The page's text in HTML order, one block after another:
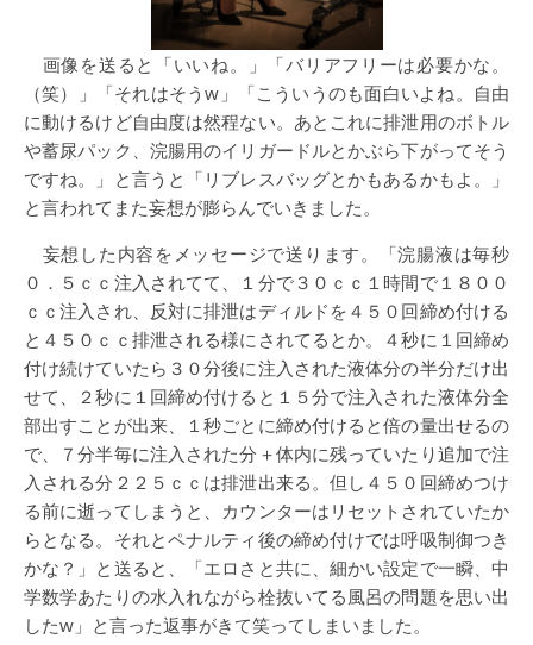
画像を送ると「いいね。」「バリアフリーは必要かな。
（笑）」「それはそうw」「こういうのも面白いよね。自由
に動けるけど自由度は然程ない。あとこれに排泄用のボトル
や蓄尿パック、浣腸用のイリガードルとかぶら下がってそう
ですね。」と言うと「リブレスバッグとかもあるかもよ。」
と言われてまた妄想が膨らんでいきました。
妄想した内容をメッセージで送ります。「浣腸液は毎秒
０．５ｃｃ注入されてて、１分で３０ｃｃ１時間で１８００
ｃｃ注入され、反対に排泄はディルドを４５０回締め付ける
と４５０ｃｃ排泄される様にされてるとか。４秒に１回締め
付け続けていたら３０分後に注入された液体分の半分だけ出
せて、２秒に１回締め付けると１５分で注入された液体分全
部出すことが出来、１秒ごとに締め付けると倍の量出せるの
で、７分半毎に注入された分＋体内に残っていたり追加で注
入される分２２５ｃｃは排泄出来る。但し４５０回締めつけ
る前に逝ってしまうと、カウンターはリセットされていたか
らとなる。それとペナルティ後の締め付けでは呼吸制御つき
かな？」と送ると、「エロさと共に、細かい設定で一瞬、中
学数学あたりの水入れながら栓抜いてる風呂の問題を思い出
したw」と言った返事がきて笑ってしまいました。